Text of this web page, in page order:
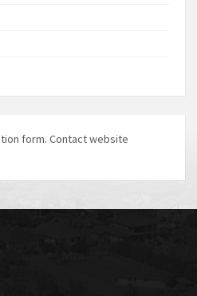
form. Contact website